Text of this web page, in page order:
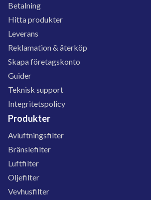
Betalning
Hitta produkter
Leverans
Reklamation & återköp
Skapa företagskonto
Guider
Teknisk support
Integritetspolicy
Produkter
Avluftningsfilter
Bränslefilter
Luftfilter
Oljefilter
Vevhusfilter